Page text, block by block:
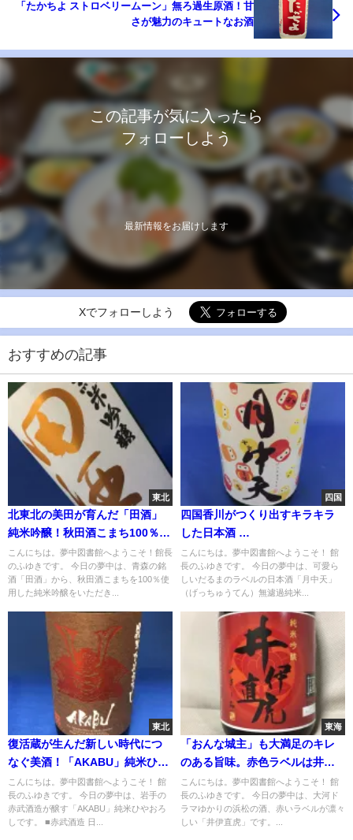
「たかちよ ストロベリームーン」無ろ過生原酒！甘
さが魅力のキュートなお酒
この記事が気に入ったら
フォローしよう
最新情報をお届けします
Xでフォローしよう
おすすめの記事
東北
北東北の美田が育んだ「田酒」
純米吟醸！秋田酒こまち100％使
用
こんにちは。夢中図書館へようこそ！館長
のふゆきです。 今日の夢中は、青森の銘
酒「田酒」から、秋田酒こまちを100％使
用した純米吟醸をいただき...
四国
四国香川がつくり出すキラキラ
した日本酒
「月中天」だるまラベル
こんにちは。夢中図書館へようこそ！ 館
長のふゆきです。 今日の夢中は、可愛ら
しいだるまのラベルの日本酒「月中天」
（げっちゅうてん）無濾過純米...
東北
復活蔵が生んだ新しい時代につ
なぐ美酒！「AKABU」純米ひや
おろし
こんにちは。夢中図書館へようこそ！ 館
長のふゆきです。 今日の夢中は、岩手の
赤武酒造が醸す「AKABU」純米ひやおろ
しです。 ■赤武酒造 日...
東海
「おんな城主」も大満足のキレ
のある旨味。赤色ラベルは井伊
家の赤備えのしるし！浜松の酒
「井伊直虎」
こんにちは。夢中図書館へようこそ！ 館
長のふゆきです。 今日の夢中は、大河ド
ラマゆかりの浜松の酒、赤いラベルが凛々
しい「井伊直虎」です。...